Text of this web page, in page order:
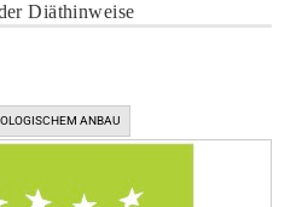
Diäthinweise
ANBAU